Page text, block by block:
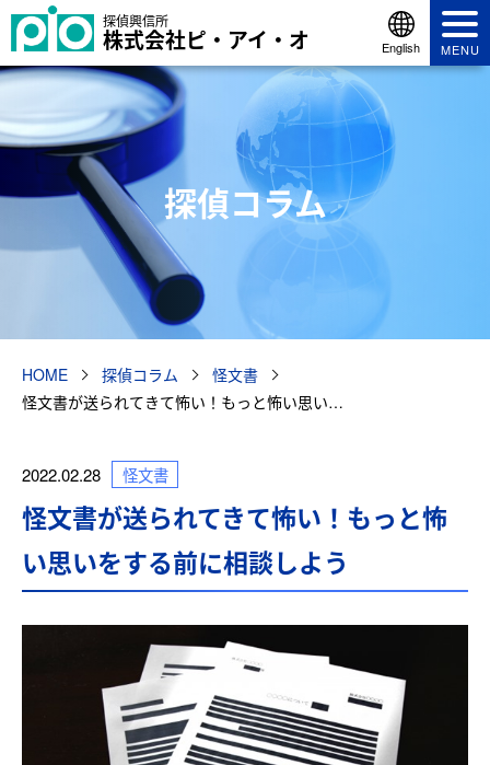
探偵興信所
株式会社ピ・アイ・オ English MENU
探偵コラム
HOME 探偵コラム
怪文書
怪文書が送られてきて怖い！もっと怖い思い…
2022.02.28 怪文書
怪文書が送られてきて怖い！もっと怖
い思いをする前に相談しよう